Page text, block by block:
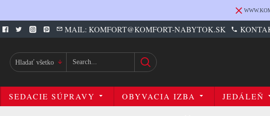
MAIL: KOMFORT@KOMFORT-NABYTOK.SK
Hladať všetko
SEDACIE SÚPRAVY OBYVACIA IZBA JEDÁLEŇ